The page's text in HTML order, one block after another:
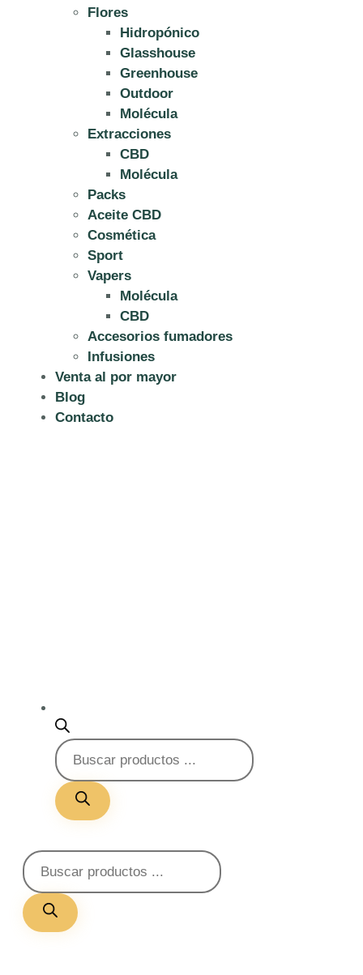
Flores
Hidropónico
Glasshouse
Greenhouse
Outdoor
Molécula
Extracciones
CBD
Molécula
Packs
Aceite CBD
Cosmética
Sport
Vapers
Molécula
CBD
Accesorios fumadores
Infusiones
Venta al por mayor
Blog
Contacto